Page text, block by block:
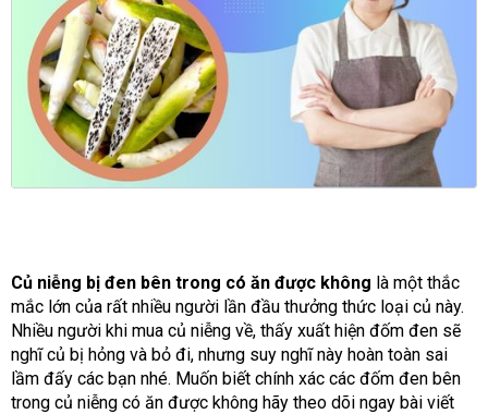
Củ niễng bị đen bên trong có ăn được không là một thắc
mắc lớn của rất nhiều người lần đầu thưởng thức loại củ này.
Nhiều người khi mua củ niễng về, thấy xuất hiện đốm đen sẽ
nghĩ củ bị hỏng và bỏ đi, nhưng suy nghĩ này hoàn toàn sai
lầm đấy các bạn nhé. Muốn biết chính xác các đốm đen bên
trong củ niễng có ăn được không hãy theo dõi ngay bài viết